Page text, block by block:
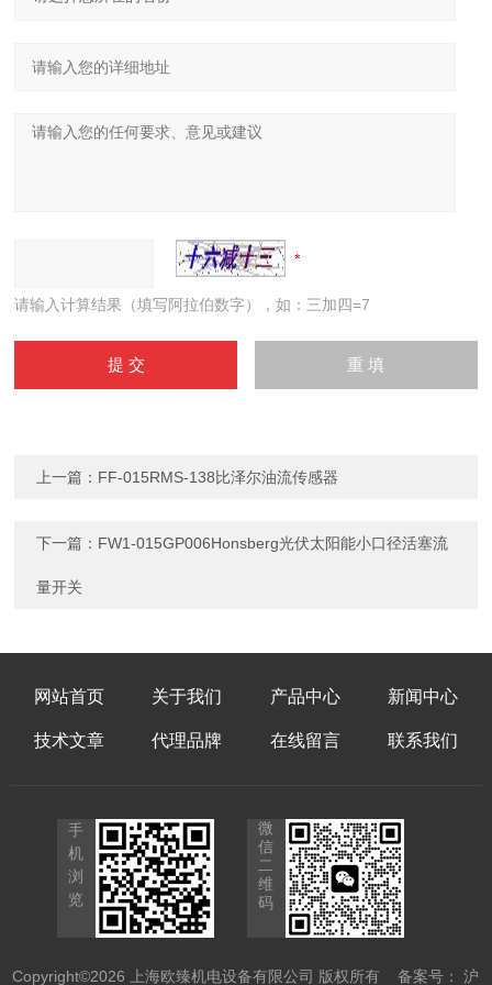
请输入计算结果（填写阿拉伯数字），如：三加四=7
上一篇： FF-015RMS-138比泽尔油流传感器
下一篇： FW1-015GP006Honsberg光伏太阳能小口径活塞流
量开关
网站首页 关于我们 产品中心 新闻中心
技术文章 代理品牌 在线留言 联系我们
手
机
浏
览
微
信
二
维
码
Copyright©2026 上海欧臻机电设备有限公司 版权所有备案号： 沪